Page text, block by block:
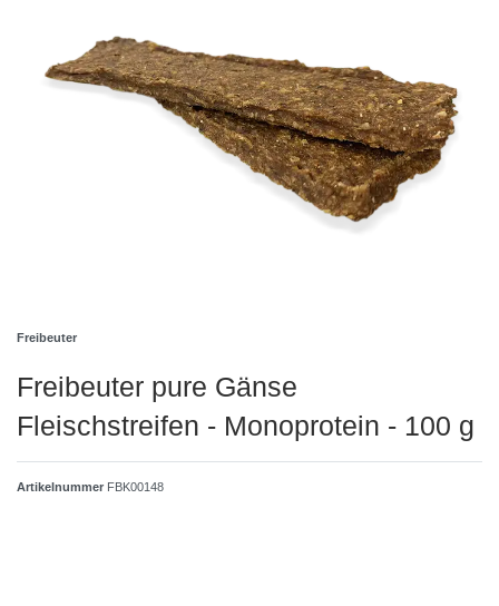
Freibeuter
Freibeuter pure Gänse
Fleischstreifen - Monoprotein - 100 g
Artikelnummer FBK00148